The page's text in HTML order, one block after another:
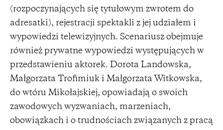
(rozpoczynających się tytułowym zwrotem do
adresatki), rejestracji spektakli z jej udziałem i
wypowiedzi telewizyjnych. Scenariusz obejmuje
również prywatne wypowiedzi występujących w
przedstawieniu aktorek. Dorota Landowska,
Małgorzata Trofimiuk i Małgorzata Witkowska,
do wtóru Mikołajskiej, opowiadają o swoich
zawodowych wyzwaniach, marzeniach,
obowiązkach i o trudnościach związanych z pracą